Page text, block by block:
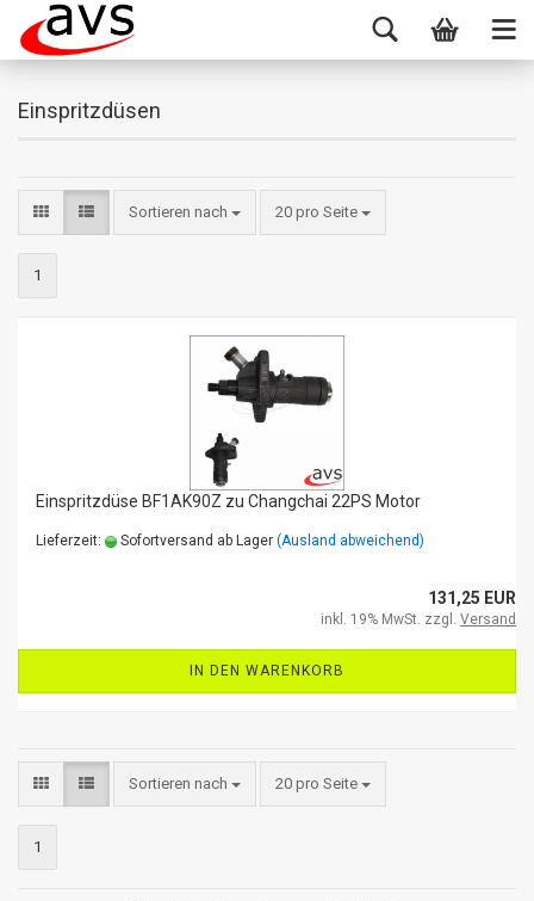
Einspritzdüsen
Sortieren nach 20 pro Seite
1
Einspritzdüse BF1AK90Z zu Changchai 22PS Motor
Lieferzeit: Sofortversand ab Lager (Ausland abweichend)
131,25 EUR
inkl. 19% MwSt. zzgl. Versand
IN DEN WARENKORB
Sortieren nach 20 pro Seite
1